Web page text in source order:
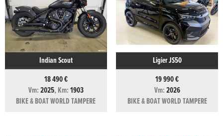
Indian Scout
18 490 €
Vm:2025, Km:1903
BIKE & BOAT WORLD TAMPERE
Ligier JS50
19 990 €
Vm:2026
BIKE & BOAT WORLD TAMPERE